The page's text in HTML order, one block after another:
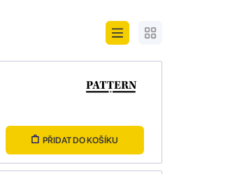
PŘIDAT DO KOŠÍKU